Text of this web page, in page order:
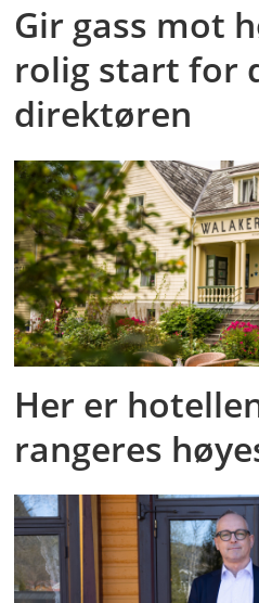
Gir gass mot
rolig start for
direktøren
Her er
rangeres